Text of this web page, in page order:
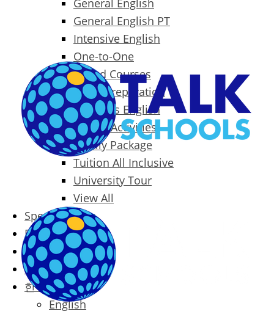
General English
General English PT
Intensive English
One-to-One
Specialized Courses
Exam Preparation
Business English
Packages & Activities
Family Package
Tuition All Inclusive
University Tour
View All
Special Offers
Prices
Blog
Contact
한국어
English